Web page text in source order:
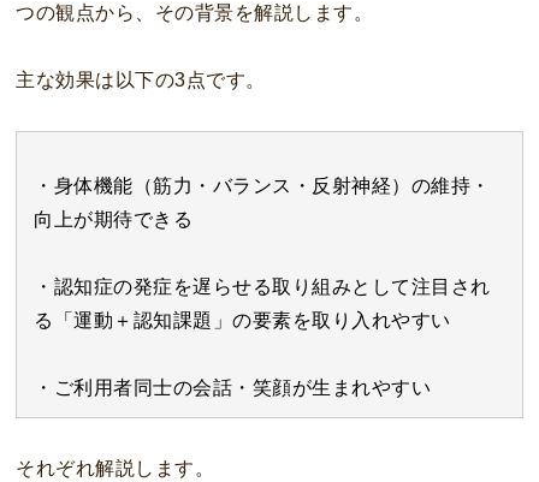
つの観点から、その背景を解説します。
主な効果は以下の3点です。
・身体機能（筋力・バランス・反射神経）の維持・
向上が期待できる
・認知症の発症を遅らせる取り組みとして注目され
る「運動＋認知課題」の要素を取り入れやすい
・ご利用者同士の会話・笑顔が生まれやすい
それぞれ解説します。